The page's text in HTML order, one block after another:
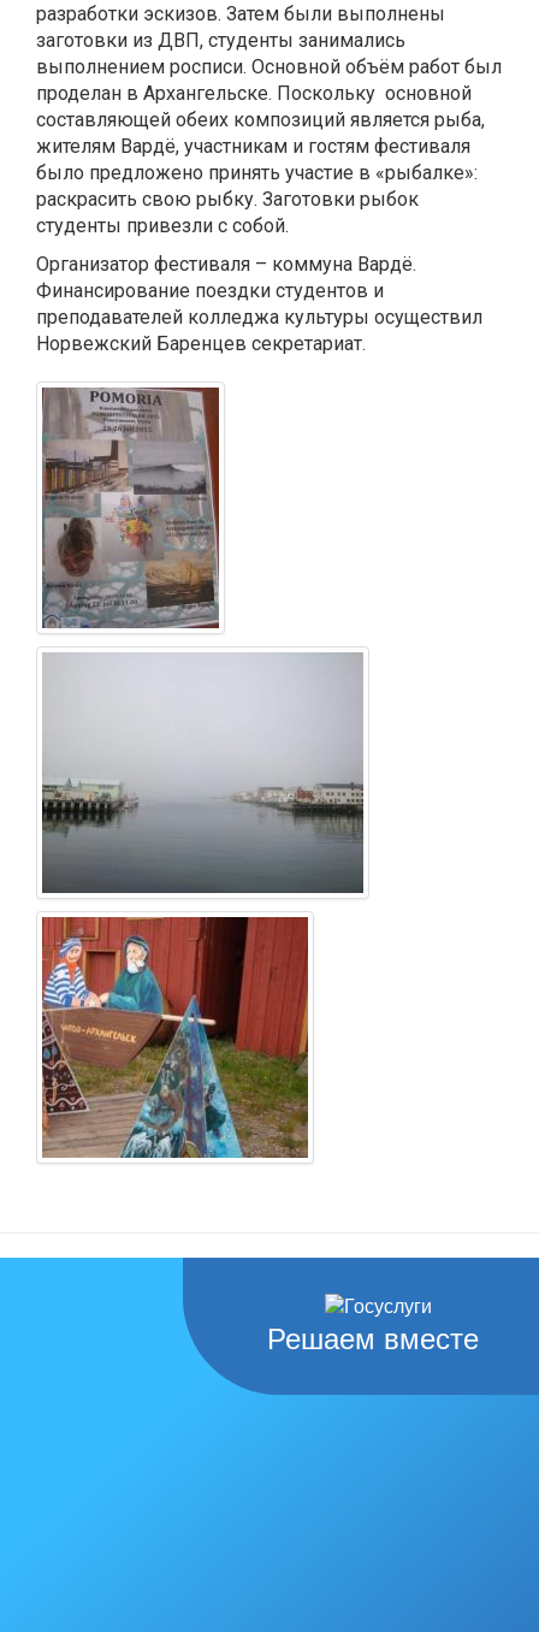
разработки эскизов. Затем были выполнены
заготовки из ДВП, студенты занимались
выполнением росписи. Основной объём работ был
проделан в Архангельске. Поскольку основной
составляющей обеих композиций является рыба,
жителям Вардё, участникам и гостям фестиваля
было предложено принять участие в «рыбалке»:
раскрасить свою рыбку. Заготовки рыбок
студенты привезли с собой.
Организатор фестиваля – коммуна Вардё.
Финансирование поездки студентов и
преподавателей колледжа культуры осуществил
Норвежский Баренцев секретариат.
Решаем вместе